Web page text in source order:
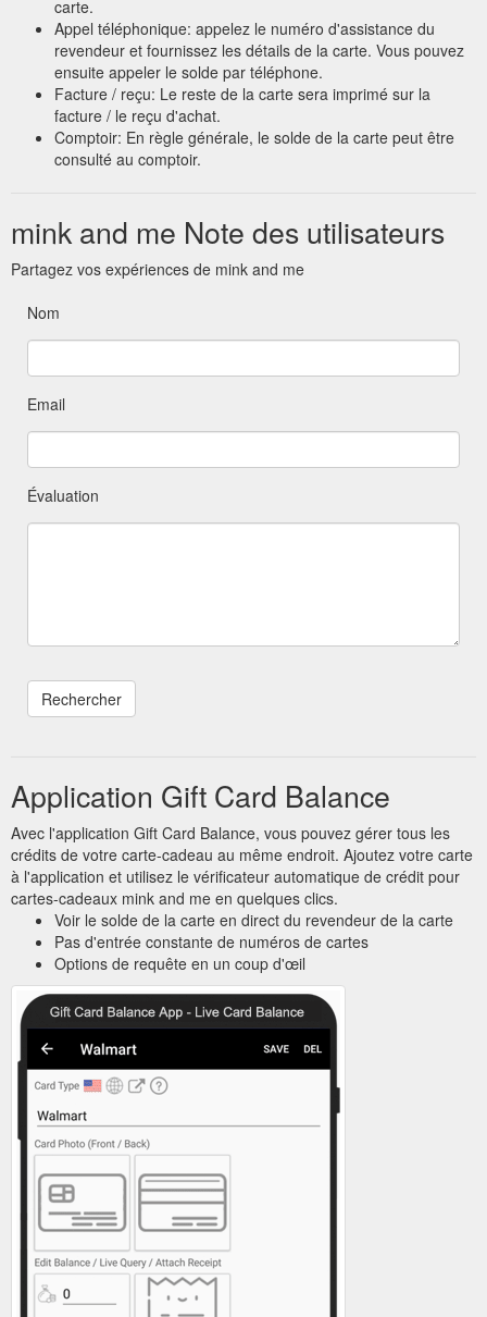
carte.
Appel téléphonique: appelez le numéro d'assistance du
revendeur et fournissez les détails de la carte. Vous pouvez
ensuite appeler le solde par téléphone.
Facture / reçu: Le reste de la carte sera imprimé sur la
facture / le reçu d'achat.
Comptoir: En règle générale, le solde de la carte peut être
consulté au comptoir.
mink and me Note des utilisateurs
Partagez vos expériences de mink and me
Nom
Email
Évaluation
Application Gift Card Balance
Avec l'application Gift Card Balance, vous pouvez gérer tous les
crédits de votre carte-cadeau au même endroit. Ajoutez votre carte
à l'application et utilisez le vérificateur automatique de crédit pour
cartes-cadeaux mink and me en quelques clics.
Voir le solde de la carte en direct du revendeur de la carte
Pas d'entrée constante de numéros de cartes
Options de requête en un coup d'œil